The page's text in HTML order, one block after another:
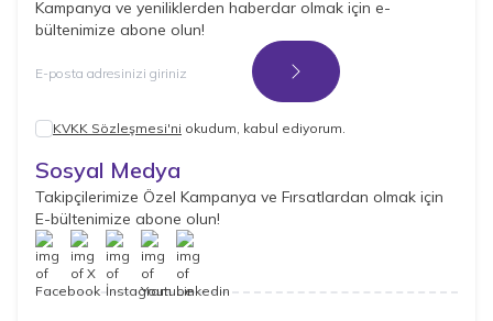
Kampanya ve yeniliklerden haberdar olmak için e-
bültenimize abone olun!
Kayıt Ol
KVKK Sözleşmesi'ni okudum, kabul ediyorum.
Sosyal Medya
Takipçilerimize Özel Kampanya ve Fırsatlardan olmak için
E-bültenimize abone olun!